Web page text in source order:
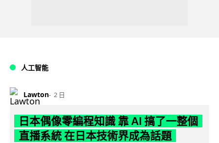
人工智能
Lawton 2 日
日本偶像零編程知識 靠 AI 搞了一整個
直播系統 在日本技術界成為話題